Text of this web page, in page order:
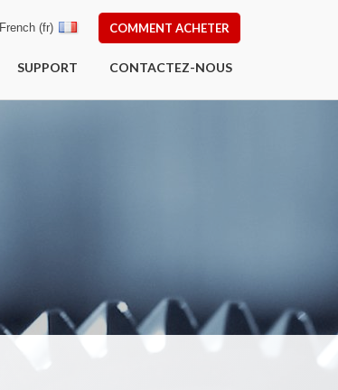
COMMENT ACHETER
French (fr)
SUPPORT CONTACTEZ-NOUS